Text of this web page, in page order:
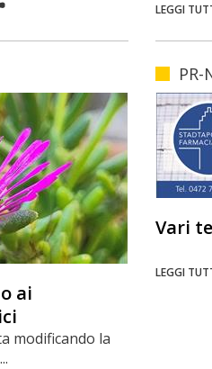
LEGGI
ai
modificando la
PR-
Vari
LEGGI